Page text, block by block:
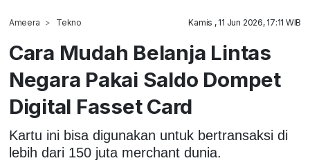
Ameera Tekno Kamis , 11 Jun 2026, 17:11 WIB
Cara Mudah Belanja Lintas
Negara Pakai Saldo Dompet
Digital Fasset Card
Kartu ini bisa digunakan untuk bertransaksi di
lebih dari 150 juta merchant dunia.